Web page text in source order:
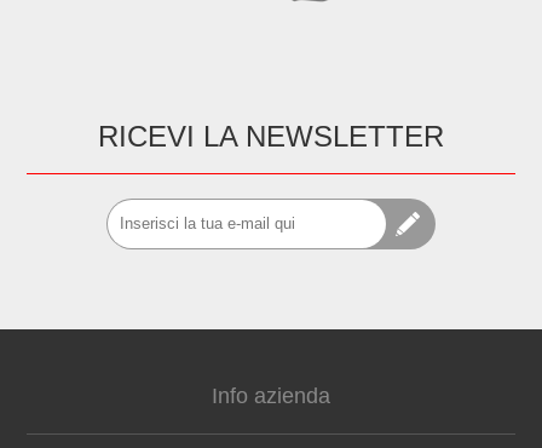
RICEVI LA NEWSLETTER
Info azienda